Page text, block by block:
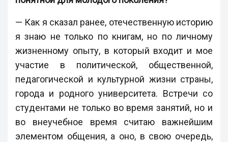
— Как я сказал ранее, отечественную историю
я знаю не только по книгам, но по личному
жизненному опыту, в который входит и мое
участие в политической, общественной,
педагогической и культурной жизни страны,
города и родного университета. Встречи со
студентами не только во время занятий, но и
во внеучебное время считаю важнейшим
элементом общения, а оно, в свою очередь,